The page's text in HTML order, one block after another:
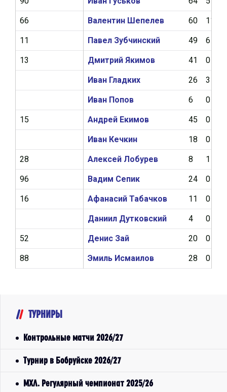
Валентин Шепелев 60 11
Павел Зубчинский 49 6
Дмитрий Якимов 41 0
Иван Гладких 26 3
Иван Попов 6 0
Андрей Екимов 45 0
Иван Кечкин 18 0
Алексей Лобурев 8 1
Вадим Сепик 24 0
Афанасий Табачков 11 0
Даниил Дутковский 4 0
Денис Зай 20 0
Эмиль Исмаилов 28 0
66
11
13
15
28
96
16
52
88
ТУРНИРЫ
Контрольные матчи 2026/27
Турнир в Бобруйске 2026/27
МХЛ. Регулярный чемпионат 2025/26